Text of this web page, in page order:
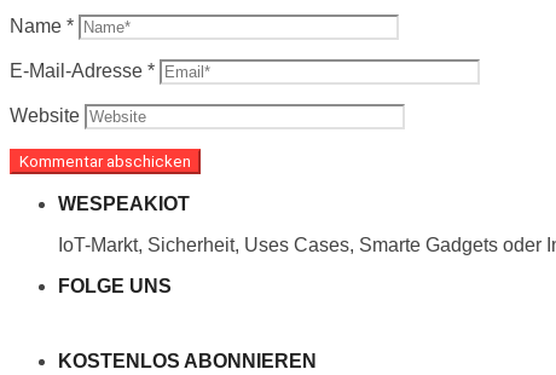
Name *
E-Mail-Adresse *
Website
WESPEAKIOT
IoT-Markt, Sicherheit, Uses Cases, Smarte Gadgets oder
FOLGE UNS
KOSTENLOS ABONNIEREN